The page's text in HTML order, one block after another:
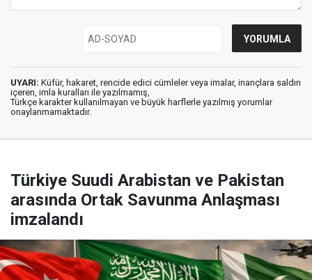
UYARI: Küfür, hakaret, rencide edici cümleler veya imalar, inançlara saldırı
içeren, imla kuralları ile yazılmamış,
Türkçe karakter kullanılmayan ve büyük harflerle yazılmış yorumlar
onaylanmamaktadır.
Türkiye Suudi Arabistan ve Pakistan
arasında Ortak Savunma Anlaşması
imzalandı